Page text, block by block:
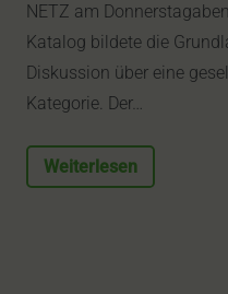
NETZ am
Katalog bildete die
Diskussion über eine
Kategorie. Der…
Weiterlesen